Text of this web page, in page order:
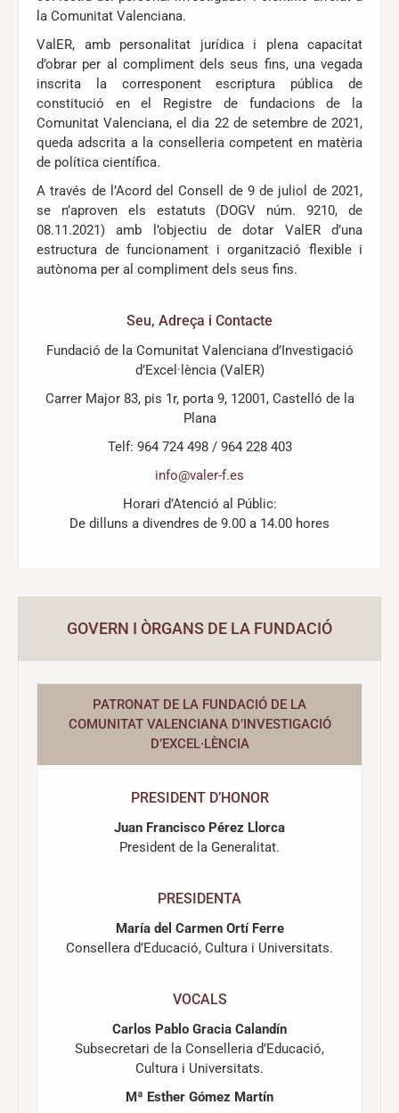
la Comunitat Valenciana.
ValER, amb personalitat jurídica i plena capacitat
d’obrar per al compliment dels seus fins, una vegada
inscrita la corresponent escriptura pública de
constitució en el Registre de fundacions de la
Comunitat Valenciana, el dia 22 de setembre de 2021,
queda adscrita a la conselleria competent en matèria
de política científica.
A través de l’Acord del Consell de 9 de juliol de 2021,
se n’aproven els estatuts (DOGV núm. 9210, de
08.11.2021) amb l’objectiu de dotar ValER d’una
estructura de funcionament i organització flexible i
autònoma per al compliment dels seus fins.
Seu, Adreça i Contacte
Fundació de la Comunitat Valenciana d’Investigació
d’Excel·lència (ValER)
Carrer Major 83, pis 1r, porta 9, 12001, Castelló de la
Plana
Telf: 964 724 498 / 964 228 403
info@valer-f.es
Horari d’Atenció al Públic:
De dilluns a divendres de 9.00 a 14.00 hores
GOVERN I ÒRGANS DE LA FUNDACIÓ
PATRONAT DE LA FUNDACIÓ DE LA
COMUNITAT VALENCIANA D’INVESTIGACIÓ
D’EXCEL·LÈNCIA
PRESIDENT D’HONOR
Juan Francisco Pérez Llorca
President de la Generalitat.
PRESIDENTA
María del Carmen Ortí Ferre
Consellera d’Educació, Cultura i Universitats.
VOCALS
Carlos Pablo Gracia Calandín
Subsecretari de la Conselleria d’Educació,
Cultura i Universitats.
Mª Esther Gómez Martín